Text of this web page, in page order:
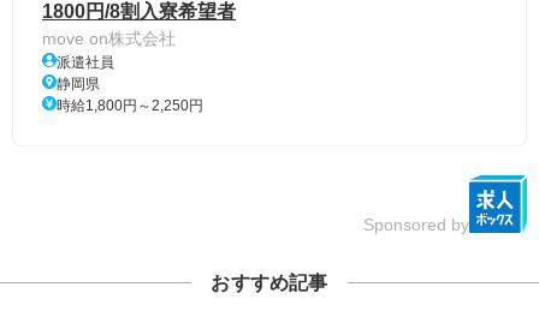
1800円/8割入寮希望者
move on株式会社
派遣社員
静岡県
時給1,800円～2,250円
Sponsored by
おすすめ記事